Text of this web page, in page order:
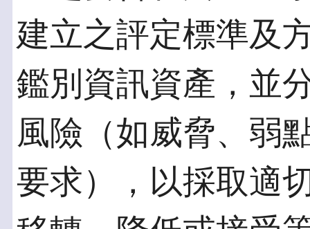
建立之評定標準及
鑑別資訊資產，並
風險（如威脅、弱
要求），以採取適